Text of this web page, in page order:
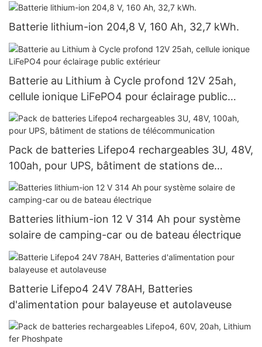
Batterie lithium-ion 204,8 V, 160 Ah, 32,7 kWh.
Batterie au Lithium à Cycle profond 12V 25ah,
cellule ionique LiFePO4 pour éclairage public
extérieur
Pack de batteries Lifepo4 rechargeables 3U, 48V,
100ah, pour UPS, bâtiment de stations de
télécommunication
Batteries lithium-ion 12 V 314 Ah pour système
solaire de camping-car ou de bateau électrique
Batterie Lifepo4 24V 78AH, Batteries
d'alimentation pour balayeuse et autolaveuse